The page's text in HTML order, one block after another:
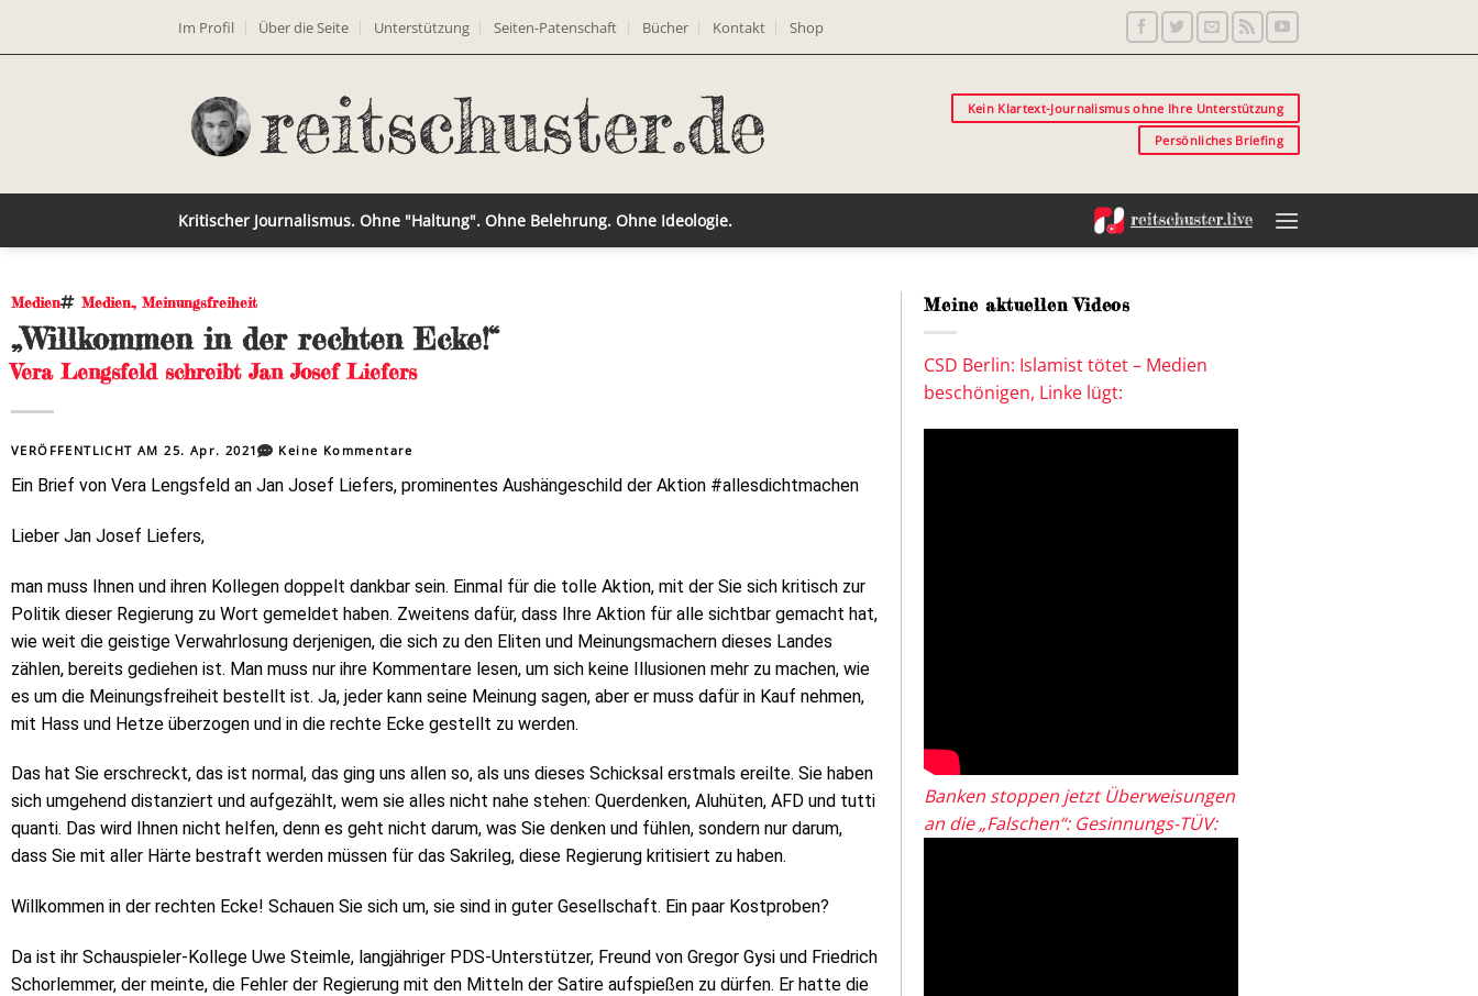
Im Profil Über die Seite Unterstützung Seiten-Patenschaft Bücher Kontakt Shop
Kein Klartext-Journalismus ohne Ihre Unterstützung
Persönliches Briefing
Kritischer Journalismus. Ohne "Haltung". Ohne Belehrung. Ohne Ideologie.
Medien Medien., Meinungsfreiheit
„Willkommen in der rechten Ecke!“
Vera Lengsfeld schreibt Jan Josef Liefers
VERÖFFENTLICHT AM25. Apr. 2021 Keine Kommentare
Ein Brief von Vera Lengsfeld an Jan Josef Liefers, prominentes Aushängeschild der Aktion #allesdichtmachen
Lieber Jan Josef Liefers,
man muss Ihnen und ihren Kollegen doppelt dankbar sein. Einmal für die tolle Aktion, mit der Sie sich kritisch zur
Politik dieser Regierung zu Wort gemeldet haben. Zweitens dafür, dass Ihre Aktion für alle sichtbar gemacht hat,
wie weit die geistige Verwahrlosung derjenigen, die sich zu den Eliten und Meinungsmachern dieses Landes
zählen, bereits gediehen ist. Man muss nur ihre Kommentare lesen, um sich keine Illusionen mehr zu machen, wie
es um die Meinungsfreiheit bestellt ist. Ja, jeder kann seine Meinung sagen, aber er muss dafür in Kauf nehmen,
mit Hass und Hetze überzogen und in die rechte Ecke gestellt zu werden.
Das hat Sie erschreckt, das ist normal, das ging uns allen so, als uns dieses Schicksal erstmals ereilte. Sie haben
sich umgehend distanziert und aufgezählt, wem sie alles nicht nahe stehen: Querdenken, Aluhüten, AFD und tutti
quanti. Das wird Ihnen nicht helfen, denn es geht nicht darum, was Sie denken und fühlen, sondern nur darum,
dass Sie mit aller Härte bestraft werden müssen für das Sakrileg, diese Regierung kritisiert zu haben.
Willkommen in der rechten Ecke! Schauen Sie sich um, sie sind in guter Gesellschaft. Ein paar Kostproben?
Da ist ihr Schauspieler-Kollege Uwe Steimle, langjähriger PDS-Unterstützer, Freund von Gregor Gysi und Friedrich
Schorlemmer, der meinte, die Fehler der Regierung mit den Mitteln der Satire aufspießen zu dürfen. Er hatte die
Meine aktuellen Videos
CSD Berlin: Islamist tötet – Medien
beschönigen, Linke lügt:
Banken stoppen jetzt Überweisungen
an die „Falschen“: Gesinnungs-TÜV: